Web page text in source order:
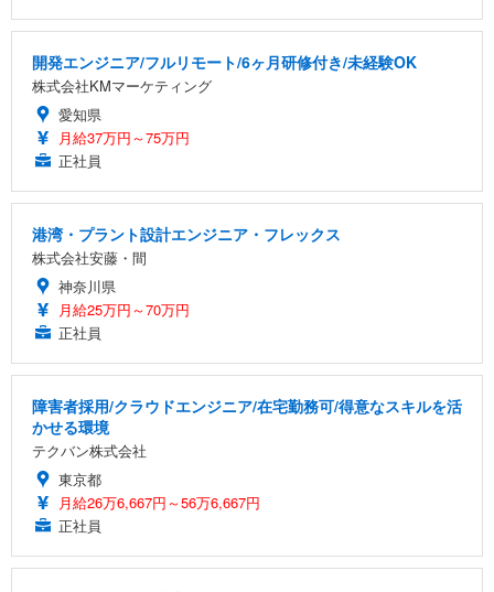
開発エンジニア/フルリモート/6ヶ月研修付き/未経験OK
株式会社KMマーケティング
愛知県
月給37万円～75万円
正社員
港湾・プラント設計エンジニア・フレックス
株式会社安藤・間
神奈川県
月給25万円～70万円
正社員
障害者採用/クラウドエンジニア/在宅勤務可/得意なスキルを活
かせる環境
テクバン株式会社
東京都
月給26万6,667円～56万6,667円
正社員